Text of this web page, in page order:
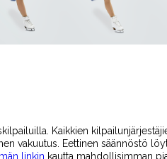
Kaikkien
vakuutus.
Eettinen säännöstö
linkin kautta mahdollisimman